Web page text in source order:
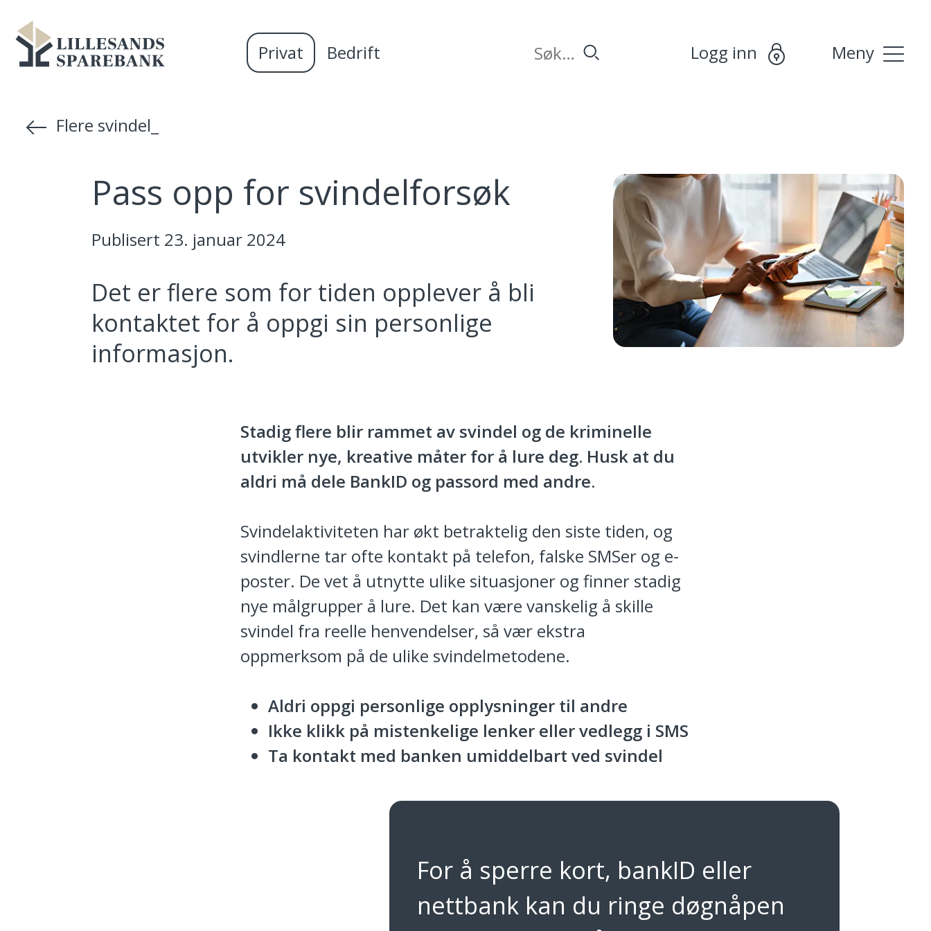
Gå til sideinnhold
Lillesands
Sparebank Privat Bedrift Logg inn Meny
Flere svindel_
Pass opp for svindelforsøk
Publisert 23. januar 2024
Det er flere som for tiden opplever å bli
kontaktet for å oppgi sin personlige
informasjon.
Stadig flere blir rammet av svindel og de kriminelle
utvikler nye, kreative måter for å lure deg. Husk at du
aldri må dele BankID og passord med andre.
Svindelaktiviteten har økt betraktelig den siste tiden, og
svindlerne tar ofte kontakt på telefon, falske SMSer og e-
poster. De vet å utnytte ulike situasjoner og finner stadig
nye målgrupper å lure. Det kan være vanskelig å skille
svindel fra reelle henvendelser, så vær ekstra
oppmerksom på de ulike svindelmetodene.
Aldri oppgi personlige opplysninger til andre
Ikke klikk på mistenkelige lenker eller vedlegg i SMS
Ta kontakt med banken umiddelbart ved svindel
For å sperre kort, bankID eller
nettbank kan du ringe døgnåpen
Miljøfyrtårn-